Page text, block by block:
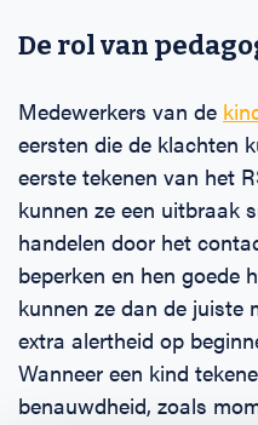
De rol van
Medewerkers van de
eersten die de klachten
eerste tekenen van het
kunnen ze een uitbraak
handelen door het
beperken en hen goede
kunnen ze dan de juiste
extra alertheid op
Wanneer een kind
benauwdheid, zoals